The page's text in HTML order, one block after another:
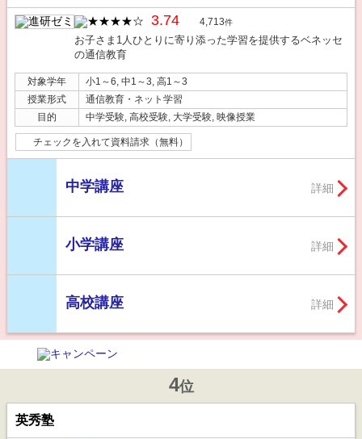
3.74 4,713件
お子さま1人ひとりに寄り添った学習を提供するベネッセ
の通信教育
対象学年
小1～6, 中1～3, 高1～3
授業形式
通信教育・ネット学習
目的
中学受験, 高校受験, 大学受験, 映像授業
チェックを入れて資料請求（無料）
中学講座 詳細
小学講座 詳細
高校講座 詳細
4位
英秀塾